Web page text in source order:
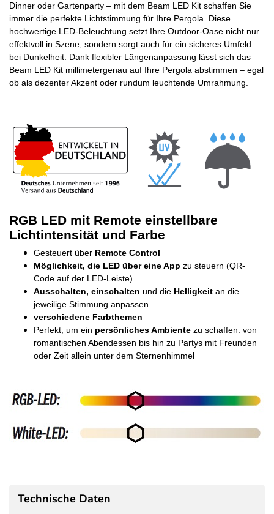
Dinner oder Gartenparty – mit dem Beam LED Kit schaffen Sie
immer die perfekte Lichtstimmung für Ihre Pergola. Diese
hochwertige LED-Beleuchtung setzt Ihre Outdoor-Oase nicht nur
effektvoll in Szene, sondern sorgt auch für ein sicheres Umfeld
bei Dunkelheit. Dank flexibler Längenanpassung lässt sich das
Beam LED Kit millimetergenau auf Ihre Pergola abstimmen – egal
ob als dezenter Akzent oder rundum leuchtende Umrahmung.
RGB LED mit Remote einstellbare
Lichtintensität und Farbe
Gesteuert über Remote Control
Möglichkeit, die LED über eine App zu steuern (QR-
Code auf der LED-Leiste)
Ausschalten, einschalten und die Helligkeit an die
jeweilige Stimmung anpassen
verschiedene Farbthemen
Perfekt, um ein persönliches Ambiente zu schaffen: von
romantischen Abendessen bis hin zu Partys mit Freunden
oder Zeit allein unter dem Sternenhimmel
Technische Daten